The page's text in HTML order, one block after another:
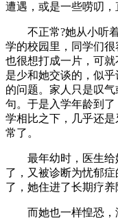
遭遇，或是一些唠叨
不正常?她从小听着
学的校园里，同学们
也很想打成一片，可
是少和她交谈的，似
的问题。家人只是叹
句。于是入学年龄到
学相比之下，几乎还
常了。
最年幼时，医生给
了，又被诊断为忧郁
了，她住进了长期疗养
而她也一样惶恐，